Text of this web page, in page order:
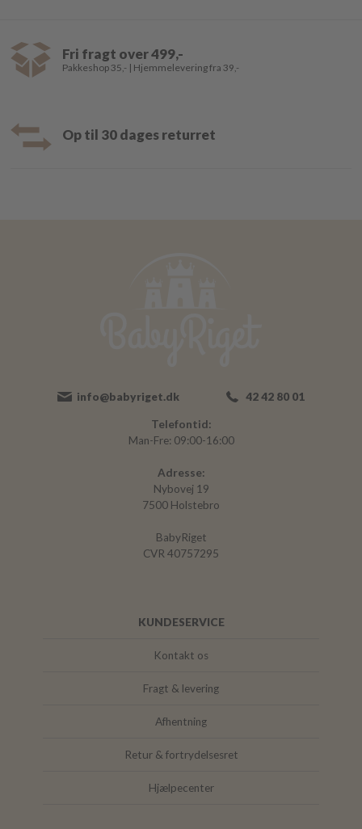
Fri fragt over 499,-
Pakkeshop 35,- | Hjemmelevering fra 39,-
Op til 30 dages returret
info@babyriget.dk 42 42 80 01
Telefontid:
Man-Fre: 09:00-16:00
Adresse:
Nybovej 19
7500 Holstebro
BabyRiget
CVR 40757295
KUNDESERVICE
Kontakt os
Fragt & levering
Afhentning
Retur & fortrydelsesret
Hjælpecenter